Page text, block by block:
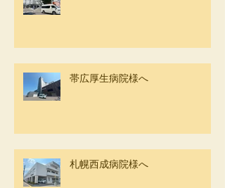
帯広厚生病院様へ
札幌西成病院様へ